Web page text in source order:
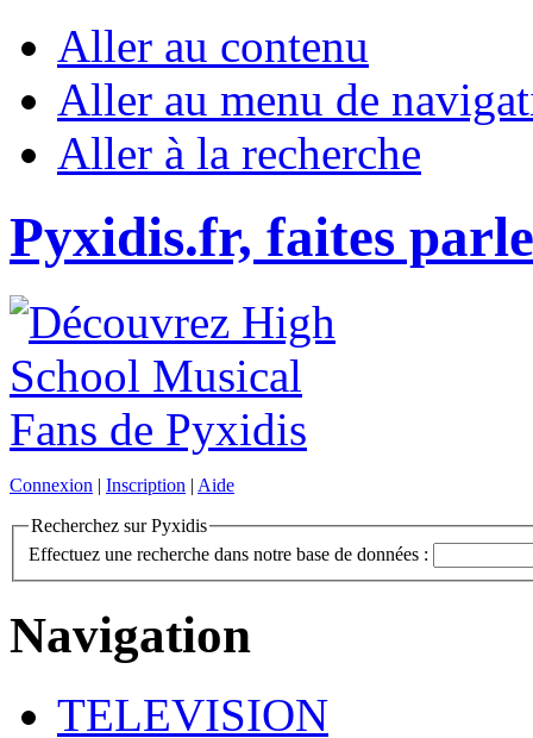
Aller au contenu
Aller au menu de
Aller à la recherche
Pyxidis.fr, faites
Connexion | Inscription | Aide
Recherchez sur Pyxidis
Effectuez une recherche dans notre base de données :
Navigation
TELEVISION